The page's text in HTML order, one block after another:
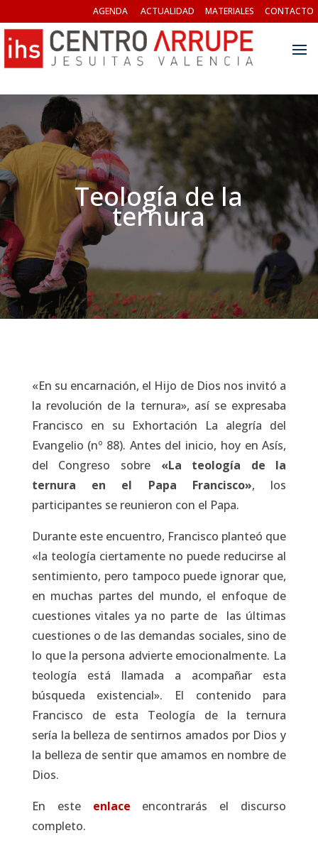
AGENDA ACTUALIDAD MATERIALES CONTACTO
Teología de la
ternura
«En su encarnación, el Hijo de Dios nos invitó a
la revolución de la ternura», así se expresaba
Francisco en su Exhortación La alegría del
Evangelio (nº 88). Antes del inicio, hoy en Asís,
del Congreso sobre «La teología de la
ternura en el Papa Francisco», los
participantes se reunieron con el Papa.
Durante este encuentro, Francisco planteó que
«la teología ciertamente no puede reducirse al
sentimiento, pero tampoco puede ignorar que,
en muchas partes del mundo, el enfoque de
cuestiones vitales ya no parte de las últimas
cuestiones o de las demandas sociales, sino de
lo que la persona advierte emocionalmente. La
teología está llamada a acompañar esta
búsqueda existencial». El contenido para
Francisco de esta Teología de la ternura
sería la belleza de sentirnos amados por Dios y
la belleza de sentir que amamos en nombre de
Dios.
En este enlace encontrarás el discurso
completo.